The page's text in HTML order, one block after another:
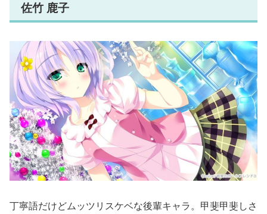
佐竹 鹿子
丁寧語だけどムッツリスケベな後輩キャラ。甲斐甲斐しさ